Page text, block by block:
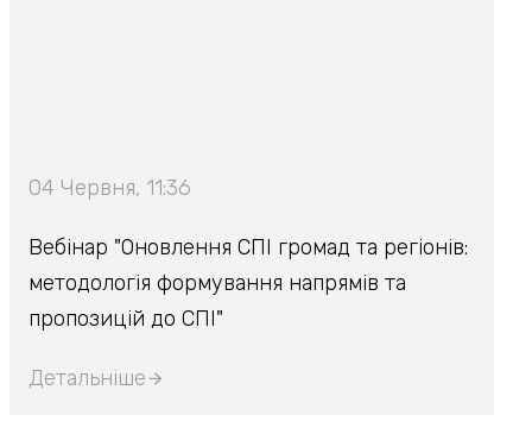
04 Червня, 11:36
Вебінар "Оновлення СПІ громад та регіонів:
методологія формування напрямів та
пропозицій до СПІ"
Детальніше